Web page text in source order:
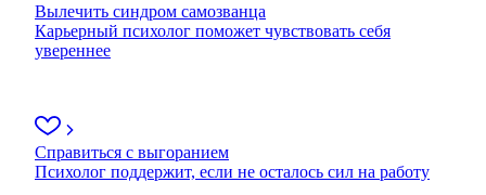
Вылечить синдром самозванца
Карьерный психолог поможет чувствовать себя
увереннее
Справиться с выгоранием
Психолог поддержит, если не осталось сил на работу